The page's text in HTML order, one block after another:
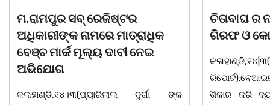
ଚିତାବାଘ ର ନଖ ଜବତ ତିନି ଯୁବକ
ଗିରଫ ଓ କୋର୍ଟ ଚାଲାଣ
କଳାହାଣ୍ଡି,୧୪|୩(ପ୍ୟାରିଲାଲ ଦୁର୍ଗା ଙ୍କ
ଶିକାର କରି ବ୍ୟବସାୟ ଚାଲୁଥିବା ସମ୍ପର୍କରେ
ସଶକ୍ତ
ଦିବସ
ଭୁବନେଶ୍ୱର,
"ସଶକ୍ତ
ସ୍ଥିତ